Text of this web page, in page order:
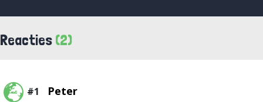
Reacties (2)
#1 Peter